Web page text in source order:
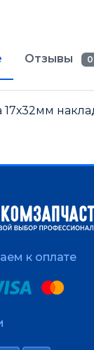
Отзывы 0
17х32мм
к оплате